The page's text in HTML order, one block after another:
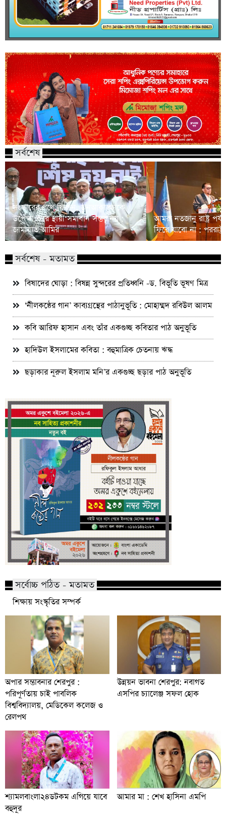
সর্বশেষ
সংস্কারের পথে ফিরুন, জনআকাঙ্ক্ষাকে
উপেক্ষা করে স্থায়ী সমাধান সম্ভব নয় :
জামায়াত আমির
আমরা নতজানু রাষ্ট্র
ফিরে যাবো না :
সর্বশেষ - মতামত
বিষাদের ঘোড়া : বিষন্ন সুন্দরের প্রতিধ্বনি -ড. বিভূতি ভূষণ মিত্র
‘নীলকন্ঠের গান’ কাব্যগ্রন্থের পাঠানুভূতি : মোহাম্মদ রবিউল আলম
কবি আরিফ হাসান এবং তাঁর একগুচ্ছ কবিতার পাঠ অনুভূতি
হাদিউল ইসলামের কবিতা : বহুমাত্রিক চেতনায় ঋদ্ধ
ছড়াকার নূরুল ইসলাম মনি’র একগুচ্ছ ছড়ার পাঠ অনুভূতি
সর্বোচ্চ পঠিত - মতামত
শিক্ষায় সংস্কৃতির সম্পর্ক
অপার সম্ভাবনার শেরপুর :
পরিপূর্ণতায় চাই পাবলিক
বিশ্ববিদ্যালয়, মেডিকেল কলেজ ও
রেলপথ
উন্নয়ন ভাবনা শেরপুর: নবাগত
এসপির চ্যালেঞ্জ সফল হোক
শ্যামলবাংলা২৪ডটকম এগিয়ে যাবে
বহুদূর
আমার মা : শেখ হাসিনা এমপি